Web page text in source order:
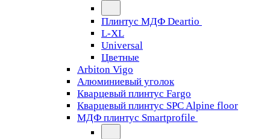
Плинтус МДФ Deartio
L-XL
Universal
Цветные
Arbiton Vigo
Алюминиевый уголок
Кварцевый плинтус Fargo
Кварцевый плинтус SPC Alpine floor
МДФ плинтус Smartprofile